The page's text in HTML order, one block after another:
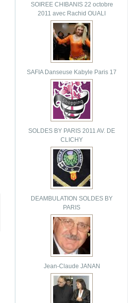
SOIREE CHIBANIS 22 octobre
2011 avec Rachid OUALI
SAFIA Danseuse Kabyle Paris 17
SOLDES BY PARIS 2011 AV. DE
CLICHY
DEAMBULATION SOLDES BY
PARIS
Jean-Claude JANAN